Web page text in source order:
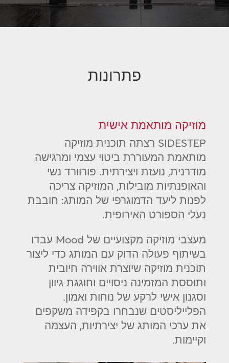
פתרונות
מוזיקה מותאמת אישית
SIDESTEP רצתה תוכנית מוזיקה
מותאמת המעוררת ביטוי עצמי ומרגישה
מודרנית, נועזת ויצירתית. פורוורד נשי
והאופנתיות מובילות, המוזיקה צריכה
לפנות ליעד הדמוגרפי של המותג: חובבת
נעלי הספורט האירופית.
מעצבי מוזיקה מקצועיים של Mood עבדו
בשיתוף פעולה הדוק עם המותג כדי ליצור
תוכנית מוזיקה שיוצרת אווירה חיובית
ותוססת המזמינה ניסויים וחוגגת גיוון
וסגנון אישי לרקע של נוחות ואמון.
הפלייליסטים שנבחרו בקפידה משקפים
את ערכי המותג של יצירתיות, העצמה
וקיימות.